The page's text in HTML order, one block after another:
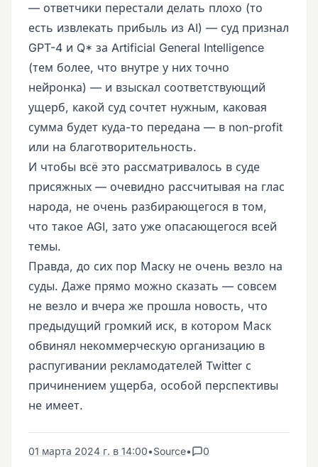
— ответчики перестали делать плохо (то
есть извлекать прибыль из AI) — суд признал
GPT-4 и Q* за Artificial General Intelligence
(тем более, что внутре у них точно
нейронка) — и взыскал соответствующий
ущерб, какой суд сочтет нужным, каковая
сумма будет куда-то передана — в non-profit
или на благотворительность.
И чтобы всё это рассматривалось в суде
присяжных — очевидно рассчитывая на глас
народа, не очень разбирающегося в том,
что такое AGI, зато уже опасающегося всей
темы.
Правда, до сих пор Маску не очень везло на
суды. Даже прямо можно сказать — совсем
не везло и вчера же прошла новость, что
предыдущий громкий иск, в котором Маск
обвинял некоммерческую организацию в
распугивании рекламодателей Twitter с
причинением ущерба, особой перспективы
не имеет.
01 марта 2024 г. в 14:00•Source• 0